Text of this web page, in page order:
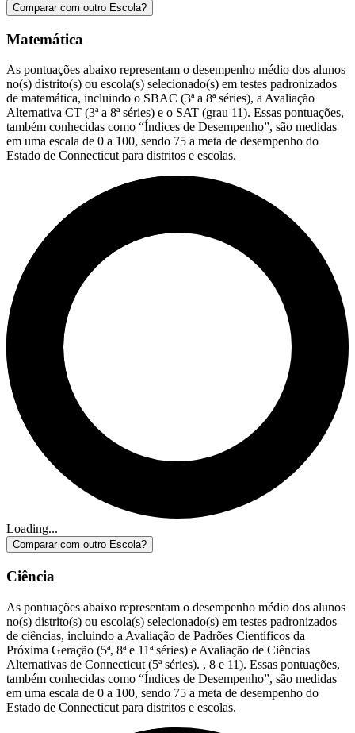
Comparar com outro Escola?
Matemática
As pontuações abaixo representam o desempenho médio dos alunos
no(s) distrito(s) ou escola(s) selecionado(s) em testes padronizados
de matemática, incluindo o SBAC (3ª a 8ª séries), a Avaliação
Alternativa CT (3ª a 8ª séries) e o SAT (grau 11). Essas pontuações,
também conhecidas como “Índices de Desempenho”, são medidas
em uma escala de 0 a 100, sendo 75 a meta de desempenho do
Estado de Connecticut para distritos e escolas.
Loading...
Comparar com outro Escola?
Ciência
As pontuações abaixo representam o desempenho médio dos alunos
no(s) distrito(s) ou escola(s) selecionado(s) em testes padronizados
de ciências, incluindo a Avaliação de Padrões Científicos da
Próxima Geração (5ª, 8ª e 11ª séries) e Avaliação de Ciências
Alternativas de Connecticut (5ª séries). , 8 e 11). Essas pontuações,
também conhecidas como “Índices de Desempenho”, são medidas
em uma escala de 0 a 100, sendo 75 a meta de desempenho do
Estado de Connecticut para distritos e escolas.